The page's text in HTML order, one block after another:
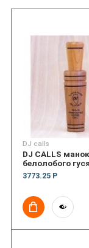
DJ calls
DJ CALLS
белолобого гуся
3773.25 Р